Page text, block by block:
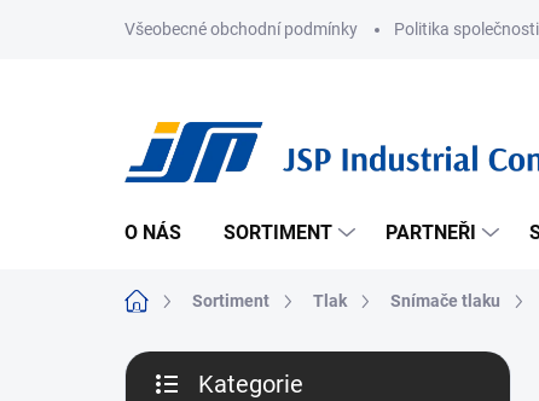
Všeobecné obchodní podmínky Politika společnosti
O NÁS SORTIMENT PARTNEŘI
Domů Sortiment Tlak Snímače tlaku
P
Kategorie